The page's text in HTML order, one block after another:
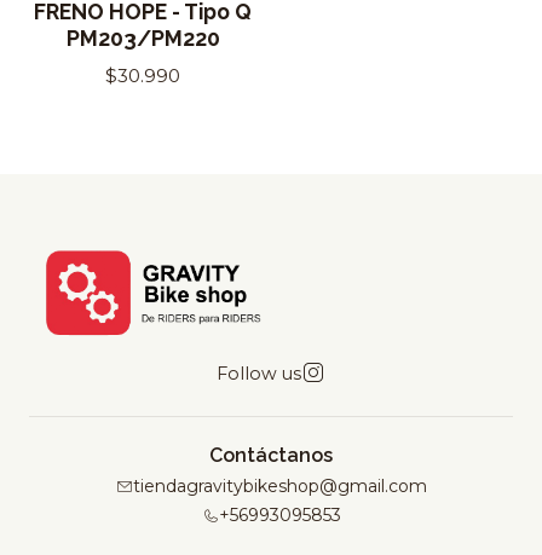
FRENO HOPE - Tipo Q
PM203/PM220
$30.990
Follow us
Contáctanos
tiendagravitybikeshop@gmail.com
+56993095853